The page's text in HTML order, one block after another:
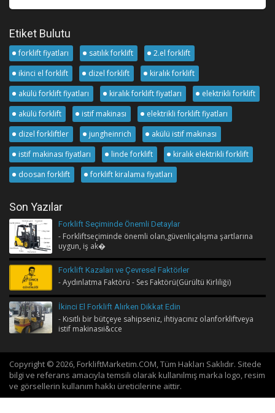
Etiket Bulutu
forklift fiyatları satılık forklift
2.el forklift
ikinci el forklift
dizel forklift
kiralık forklift
akülü forklift fiyatları
kiralık forklift fiyatları
elektrikli forklift
akülü forklift
istif makinası
elektrikli forklift fiyatları
dizel forkliftler
jungheinrich
akülü istif makinası
istif makinası fiyatları
linde forklift
kiralık elektrikli forklift
doosan forklift
forklift kiralama fiyatları
Son Yazılar
Forklift Seçiminde Önemli Detaylar
- Forkliftseçiminde önemli olan,güvenliçalışma şartlarına
uygun, iş ak�
Forklift Kazaları ve Çevresel Faktörler
- Aydınlatma Faktörü - Ses Faktörü(Gürültü Kirliliği)
İkinci El Forklift Alırken Dikkat Edin
- Kısıtlı bir bütçeye sahipseniz, ihtiyacınız olanforkliftveya
istif makinasıi&cce
Copyright © 2026, ForkliftMarketim.COM, Tüm Hakları Saklıdır. Sitede
bilgi ve referans amacıyla temsili olarak kullanılmış marka logo, resim
ve görsellerin kullanım hakkı üreticilerine aittir.